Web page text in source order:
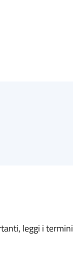
leggi i termini